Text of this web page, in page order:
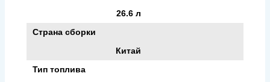
26.6 л
Страна сборки
Китай
Тип топлива